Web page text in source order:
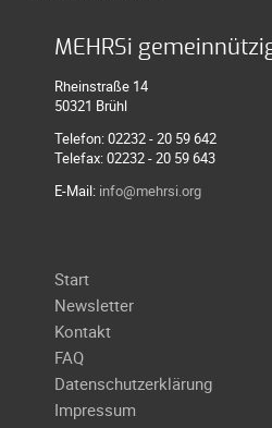
2011
Galerie
2010
Galerie
2009
Galerie
2007
Galerie
2006
Galerie
2005
MEHRSi
Rheinstraße 14
50321 Brühl
Telefon: 02232 - 20 59 642
Telefax: 02232 - 20 59 643
E-Mail: info@mehrsi.org
Navigation
überspringen
Start
Newsletter
Kontakt
FAQ
Datenschutzerklärung
Impressum